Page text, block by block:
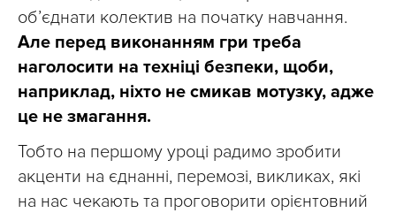
об’єднати колектив на початку навчання.
Але перед виконанням гри треба
наголосити на техніці безпеки, щоби,
наприклад, ніхто не смикав мотузку, адже
це не змагання.
Тобто на першому уроці радимо зробити
акценти на єднанні, перемозі, викликах, які
на нас чекають та проговорити орієнтовний